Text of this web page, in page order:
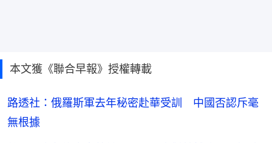
本文獲《聯合早報》授權轉載
路透社：俄羅斯軍去年秘密赴華受訓 中國否認斥毫
無根據